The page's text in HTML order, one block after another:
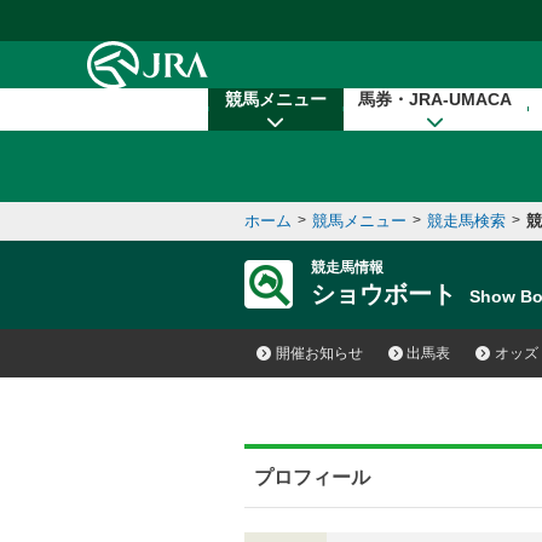
競馬メニュー 馬券・JRA-UMACA
ホーム > 競馬メニュー > 競走馬検索 >
競走馬情報
ショウボート Show
開催お知らせ 出馬表 オッズ
プロフィール